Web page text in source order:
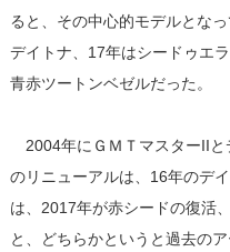
ると、その中心的モデルとな
デイトナ、17年はシードゥエ
青赤ツートンベゼルだった。
2004年にＧＭＴマスターIIと
のリニューアルは、16年のデ
は、2017年が赤シードの復活
と、どちらかというと過去の